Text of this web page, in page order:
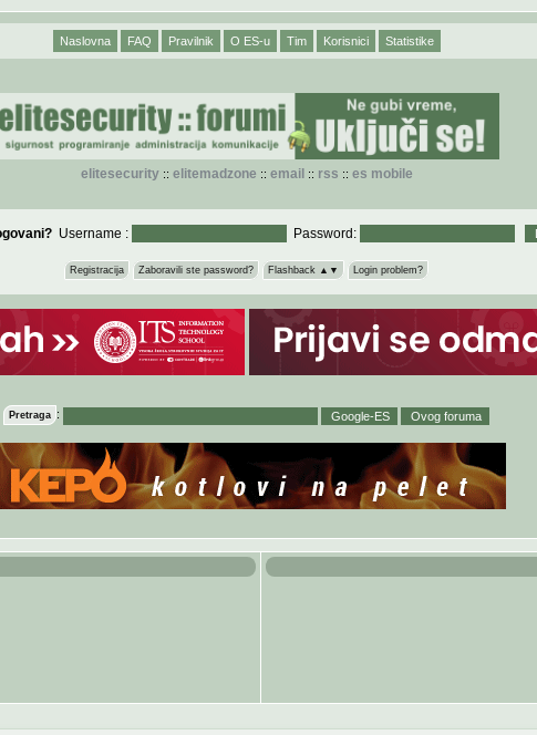
Naslovna FAQ Pravilnik O ES-u Tim Korisnici Statistike
elitesecurity:: elitemadzone :: email :: rss :: es mobile
Username : Password:
Registracija Zaboravili ste password? Flashback ▲▼ Login problem?
Pretraga :